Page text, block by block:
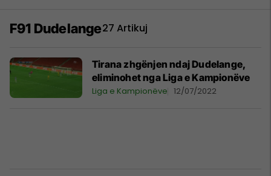
F91 Dudelange27 Artikuj
Tirana zhgënjen ndaj Dudelange,
eliminohet nga Liga e Kampionëve
Liga e Kampionëve 12/07/2022